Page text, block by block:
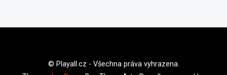
© Playall.cz - Všechna práva vyhrazena.